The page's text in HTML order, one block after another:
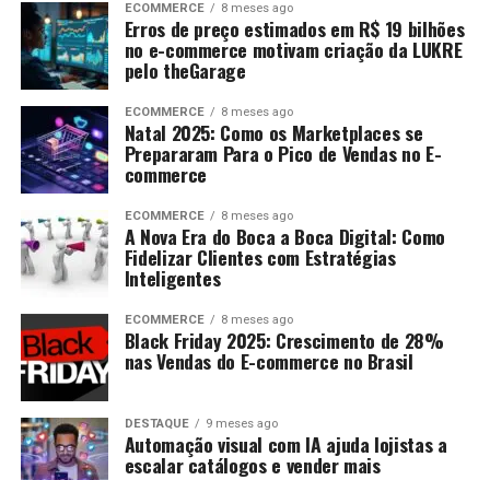
ECOMMERCE 8 meses ago
Erros de preço estimados em R$ 19 bilhões
no e-commerce motivam criação da LUKRE
pelo theGarage
ECOMMERCE 8 meses ago
Natal 2025: Como os Marketplaces se
Prepararam Para o Pico de Vendas no E-
commerce
ECOMMERCE 8 meses ago
A Nova Era do Boca a Boca Digital: Como
Fidelizar Clientes com Estratégias
Inteligentes
ECOMMERCE 8 meses ago
Black Friday 2025: Crescimento de 28%
nas Vendas do E-commerce no Brasil
DESTAQUE 9 meses ago
Automação visual com IA ajuda lojistas a
escalar catálogos e vender mais